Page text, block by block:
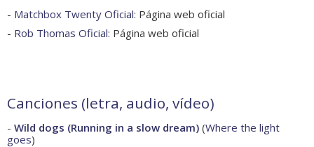
- Matchbox Twenty Oficial: Página web oficial
- Rob Thomas Oficial: Página web oficial
Canciones (letra, audio, vídeo)
- Wild dogs (Running in a slow dream) (Where the light
goes)